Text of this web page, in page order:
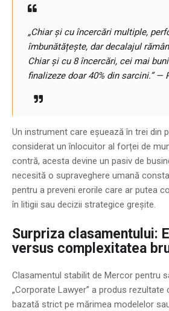
„Chiar și cu încercări multiple,
îmbunătățește, dar decalajul
Chiar și cu 8 încercări, cei mai
finalizeze doar 40% din sarcini.” —
Un instrument care eșuează în trei din
considerat un înlocuitor al forței de
contră, acesta devine un pasiv de
necesită o supraveghere umană
pentru a preveni erorile care ar putea
în litigii sau decizii strategice greșite.
Surpriza clasamentului:
versus complexitatea
Clasamentul stabilit de Mercor pentru
„Corporate Lawyer” a produs rezultate
bazată strict pe mărimea modelelor